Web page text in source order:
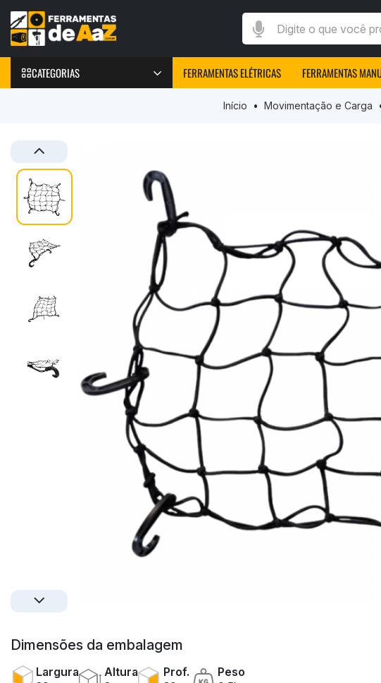
Digite o que você procura
CATEGORIAS
FERRAMENTAS
Peças e Acessórios
Máquinas de Solda
FERRAMENTAS ELÉTRICAS FERRAMENTAS
Início Movimentação e Carga
Dimensões da embalagem
Largura
Altura
Prof.
Peso